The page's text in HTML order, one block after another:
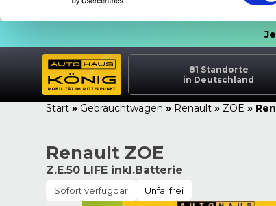
81 Standorte
in Deutschland
Start » Gebrauchtwagen » Renault » ZOE »
Renault ZOE
Z.E.50 LIFE inkl.Batterie
Sofort verfügbar Unfallfrei